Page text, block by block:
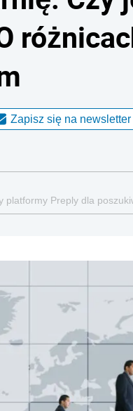
Zapisz się na newsletter
platformy Preply dla